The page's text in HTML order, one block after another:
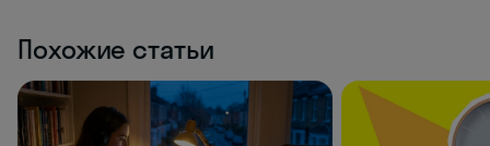
Похожие статьи